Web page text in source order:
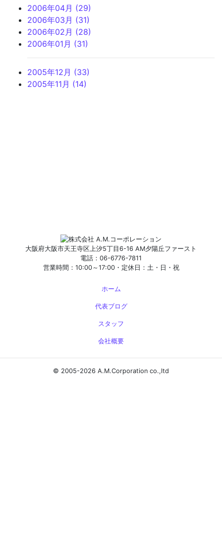
2006年04月 (29)
2006年03月 (31)
2006年02月 (28)
2006年01月 (31)
2005年12月 (33)
2005年11月 (14)
大阪府大阪市天王寺区上汐5丁目6-16 AM夕陽丘ファースト
電話：06-6776-7811
営業時間：10:00～17:00・定休日：土・日・祝
ホーム
代表ブログ
スタッフ
会社概要
© 2005-2026 A.M.Corporation co.,ltd